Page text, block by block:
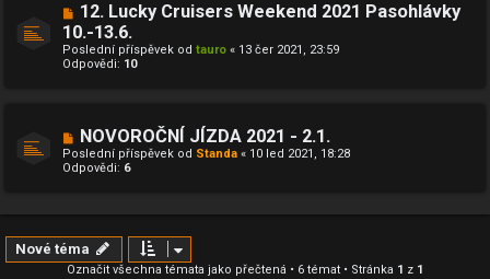
12. Lucky Cruisers Weekend 2021 Pasohlávky
10.-13.6.
Poslední příspěvek od tauro « 13 čer 2021, 23:59
Odpovědi: 10
NOVOROČNÍ JÍZDA 2021 - 2.1.
Poslední příspěvek od Standa « 10 led 2021, 18:28
Odpovědi: 6
Nové téma
Označit všechna témata jako přečtená • 6 témat • Stránka 1 z 1